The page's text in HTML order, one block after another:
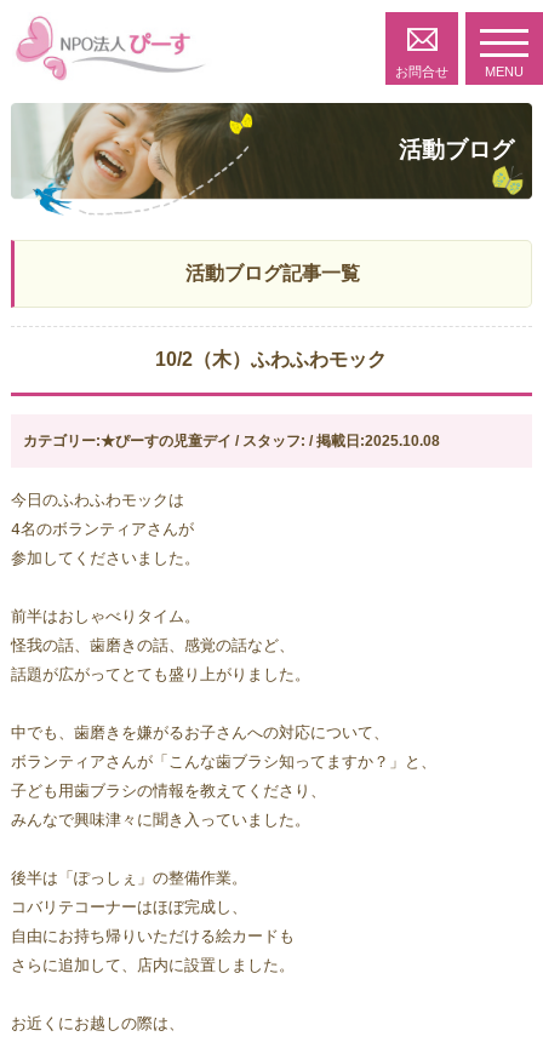
お問合せ MENU
活動ブログ
活動ブログ記事一覧
10/2（木）ふわふわモック
カテゴリー:★ぴーすの児童デイ / スタッフ: / 掲載日:2025.10.08
今日のふわふわモックは
4名のボランティアさんが
参加してくださいました。
前半はおしゃべりタイム。
怪我の話、歯磨きの話、感覚の話など、
話題が広がってとても盛り上がりました。
中でも、歯磨きを嫌がるお子さんへの対応について、
ボランティアさんが「こんな歯ブラシ知ってますか？」と、
子ども用歯ブラシの情報を教えてくださり、
みんなで興味津々に聞き入っていました。
後半は「ぽっしぇ」の整備作業。
コバリテコーナーはほぼ完成し、
自由にお持ち帰りいただける絵カードも
さらに追加して、店内に設置しました。
お近くにお越しの際は、